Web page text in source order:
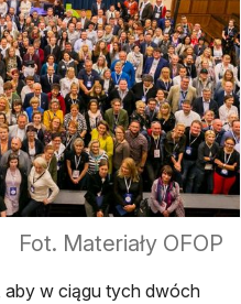
Fot. Materiały OFOP
aby w ciągu tych dwóch